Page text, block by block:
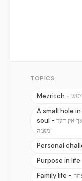
TOPICS
Mezritch -
A small hole
soul - אין דער
נשמה
Personal
Purpose in
Family life -